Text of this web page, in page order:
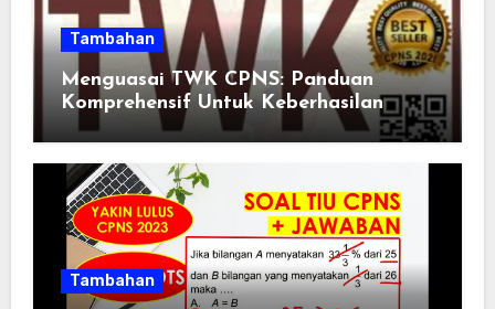
Tambahan
Menguasai TWK CPNS: Panduan
Komprehensif Untuk Keberhasilan
Tambahan